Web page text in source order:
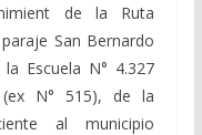
de la Ruta
San Bernardo
Escuela N° 4.327
(ex N° 515), de la
al municipio